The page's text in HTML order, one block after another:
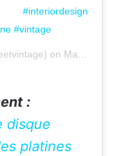
#interiordesign
#vintage
on May 13, 2020 at 2:54am PDT
:
disque
platines